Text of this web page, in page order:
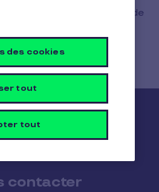
perdue, volée ou utilisée de
Pluxee.
contacter
des cookies
tout
tout